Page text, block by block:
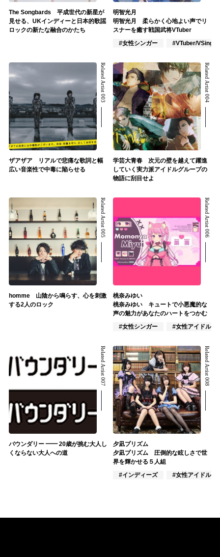
The Songbards 平成世代の新星が
見せる、UKインディーと日本的歌謡
ロックの新たな融合のかたち
明智光月
明智光月 柔らかく心地よい声でリ
スナーを癒す戦国武将VTuber
#女性シンガー
#VTuber/VSinger
Related Artist 003
ザアザア リアルで悲痛な歌詞と幅
広い音楽性で中毒に陥らせる
Related Artist 004
学芸大青春 次元の壁を越えて躍進
していく実力派アイドルグループの
物語に刮目せよ
Related Artist 005
homme 山陰から鳴らす、心を刺激
する2人のロック
Related Artist 006
桃奈みゆい
桃奈みゆい キュートで小悪魔的な
声の魅力があなたのハートをつかむ
#女性シンガー
#女性アイドル
Related Artist 007
バウンダリー ━━ 20歳が挑む大人し
くならない大人への道
Related Artist 008
夕凪プリズム
夕凪プリズム 圧倒的な眩しさで世
界を輝かせる５人組
#インディーズ
#女性アイドル